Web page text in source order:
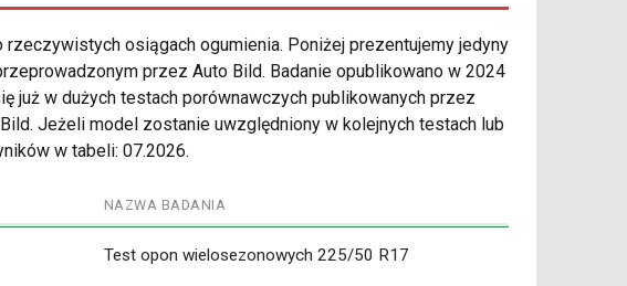
osiągach ogumienia. Poniżej prezentujemy jedyny
przez Auto Bild. Badanie opublikowano w 2024
już w dużych testach porównawczych publikowanych przez
Jeżeli model zostanie uwzględniony w kolejnych testach lub
w tabeli: 07.2026.
NAZWA BADANIA
Test opon wielosezonowych 225/50 R17